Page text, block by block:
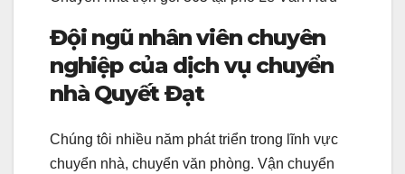
Đội ngũ nhân viên chuyên
nghiệp của dịch vụ chuyển
nhà Quyết Đạt
Chúng tôi nhiều năm phát triển trong lĩnh vực
chuyển nhà, chuyển văn phòng. Vận chuyển